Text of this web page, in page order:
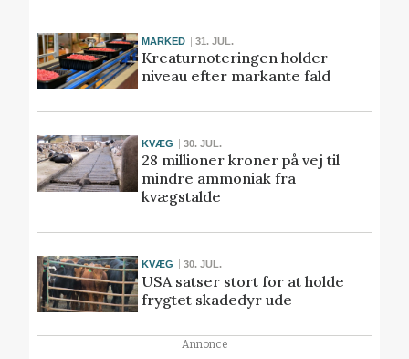
MARKED 31. JUL.
Kreaturnoteringen holder
niveau efter markante fald
KVÆG 30. JUL.
28 millioner kroner på vej til
mindre ammoniak fra
kvægstalde
KVÆG 30. JUL.
USA satser stort for at holde
frygtet skadedyr ude
Annonce